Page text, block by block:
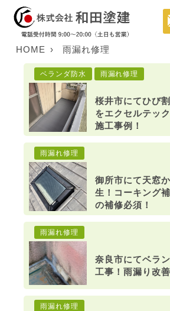
HOME 雨漏れ修理
ベランダ防水 雨漏れ修理
桜井市にてひび
をエクセルテッ
施工事例！
雨漏れ修理
御所市にて天窓
生！コーキング
の補修必須！
雨漏れ修理
奈良市にてベラ
工事！雨漏り改
雨漏れ修理